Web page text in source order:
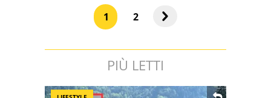
1 2
PIÙ LETTI